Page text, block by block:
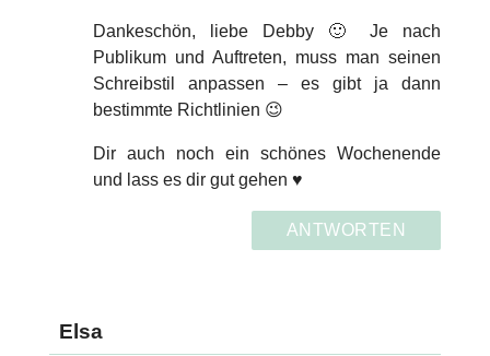
Dankeschön, liebe Debby 🙂 Je nach
Publikum und Auftreten, muss man seinen
Schreibstil anpassen – es gibt ja dann
bestimmte Richtlinien 😉
Dir auch noch ein schönes Wochenende
und lass es dir gut gehen ♥
ANTWORTEN
Elsa